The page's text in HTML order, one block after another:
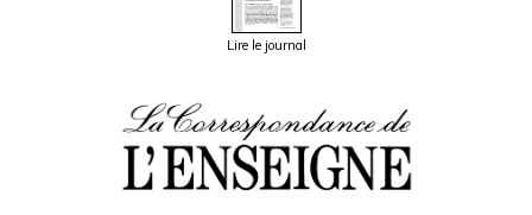
Lire le journal